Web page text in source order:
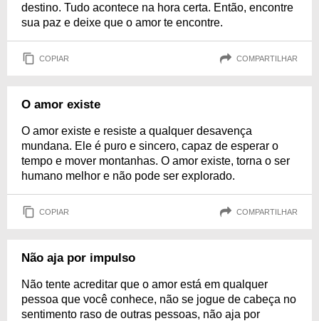
destino. Tudo acontece na hora certa. Então, encontre
sua paz e deixe que o amor te encontre.
COPIAR COMPARTILHAR
O amor existe
O amor existe e resiste a qualquer desavença
mundana. Ele é puro e sincero, capaz de esperar o
tempo e mover montanhas. O amor existe, torna o ser
humano melhor e não pode ser explorado.
COPIAR COMPARTILHAR
Não aja por impulso
Não tente acreditar que o amor está em qualquer
pessoa que você conhece, não se jogue de cabeça no
sentimento raso de outras pessoas, não aja por